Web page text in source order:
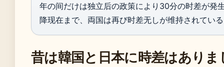
年の间だけは独立后の政策により30分の时差が発
降现在まで、両国は再び时差无しが维持されてい
昔は韓国と日本に時差はありま